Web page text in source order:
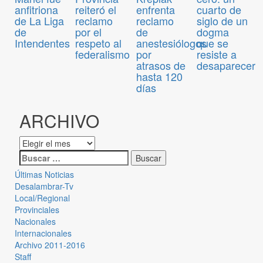
anfitriona
de La Liga
de
Intendentes
reiteró el
reclamo
por el
respeto al
federalismo
enfrenta
reclamo
de
anestesiólogos
por
atrasos de
hasta 120
días
cuarto de
siglo de un
dogma
que se
resiste a
desaparecer
ARCHIVO
Últimas Noticias
Desalambrar-Tv
Local/Regional
Provinciales
Nacionales
Internacionales
Archivo 2011-2016
Staff